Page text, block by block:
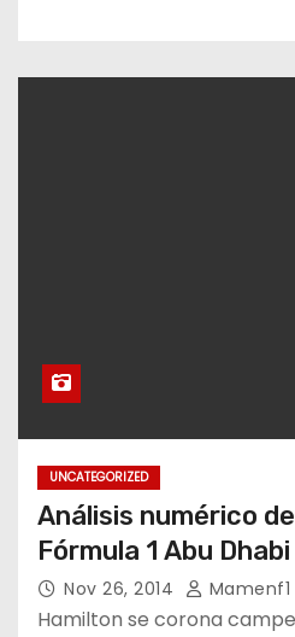
UNCATEGORIZED
Análisis numérico
Fórmula 1 Abu
Nov 26, 2014 Mamenf1
Hamilton se corona